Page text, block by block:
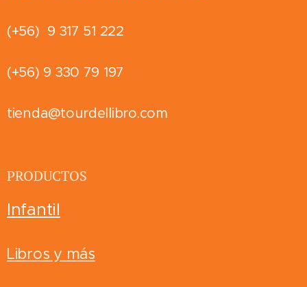
(+56) 9 317 51 222
(+56) 9 330 79 197
tienda@tourdellibro.com
PRODUCTOS
Infantil
Libros y más